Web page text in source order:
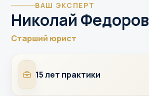
ВАШ ЭКСПЕРТ
Николай Федоров
Старший юрист
Опыт15 лет практики